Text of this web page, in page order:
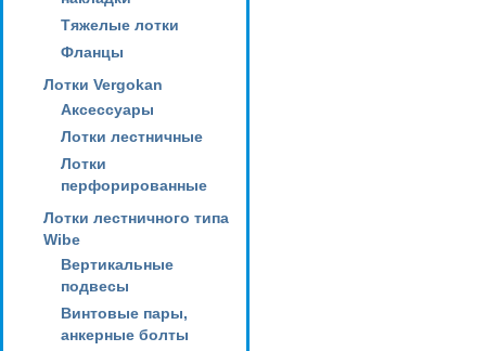
Тяжелые лотки
Фланцы
Лотки Vergokan
Аксессуары
Лотки лестничные
Лотки
перфорированные
Лотки лестничного типа
Wibe
Вертикальные
подвесы
Винтовые пары,
анкерные болты